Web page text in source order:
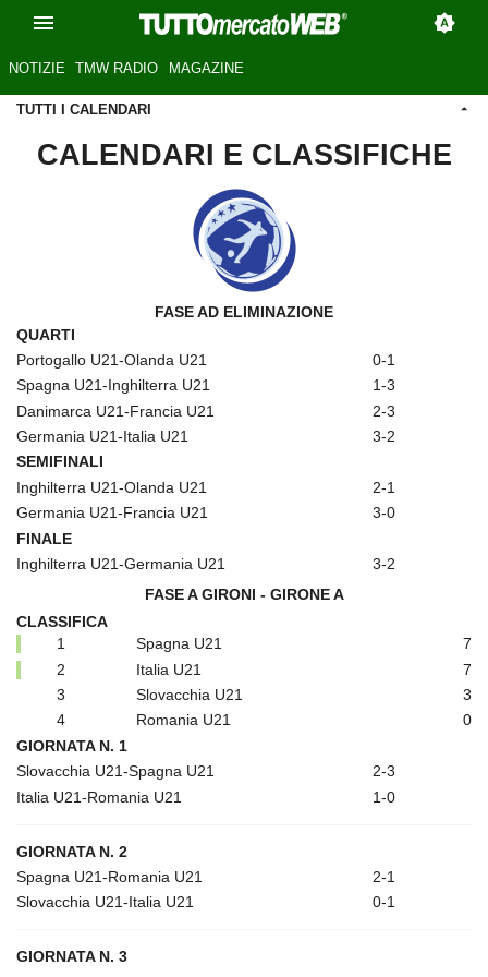
NOTIZIE TMW RADIO MAGAZINE
TUTTI I CALENDARI
CALENDARI E CLASSIFICHE
FASE AD ELIMINAZIONE
QUARTI
Portogallo U21-Olanda U21
0-1
Spagna U21-Inghilterra U21
1-3
Danimarca U21-Francia U21
2-3
Germania U21-Italia U21
3-2
SEMIFINALI
Inghilterra U21-Olanda U21
2-1
Germania U21-Francia U21
3-0
FINALE
Inghilterra U21-Germania U21
3-2
FASE A GIRONI - GIRONE A
CLASSIFICA
1
Spagna U21
7
2
Italia U21
7
3
Slovacchia U21
3
4
Romania U21
0
GIORNATA N. 1
Slovacchia U21-Spagna U21
2-3
Italia U21-Romania U21
1-0
GIORNATA N. 2
Spagna U21-Romania U21
2-1
Slovacchia U21-Italia U21
0-1
GIORNATA N. 3